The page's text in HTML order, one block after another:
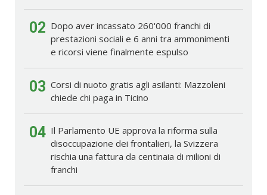
02 Dopo aver incassato 260'000 franchi di
prestazioni sociali e 6 anni tra ammonimenti
e ricorsi viene finalmente espulso
03 Corsi di nuoto gratis agli asilanti: Mazzoleni
chiede chi paga in Ticino
04 Il Parlamento UE approva la riforma sulla
disoccupazione dei frontalieri, la Svizzera
rischia una fattura da centinaia di milioni di
franchi